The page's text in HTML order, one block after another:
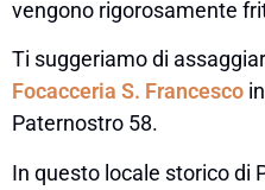
vengono rigorosamente
Ti suggeriamo di
Focacceria S. Francesco
Paternostro 58.
In questo locale storico di